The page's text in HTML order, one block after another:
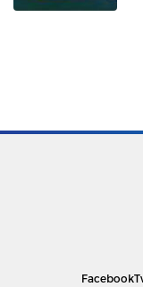
Facebook